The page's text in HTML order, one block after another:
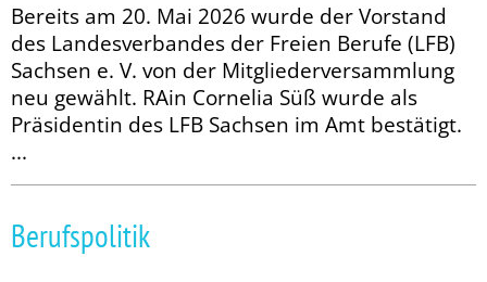
Bereits am 20. Mai 2026 wurde der Vorstand
des Landesverbandes der Freien Berufe (LFB)
Sachsen e. V. von der Mitgliederversammlung
neu gewählt. RAin Cornelia Süß wurde als
Präsidentin des LFB Sachsen im Amt bestätigt.
...
Berufspolitik